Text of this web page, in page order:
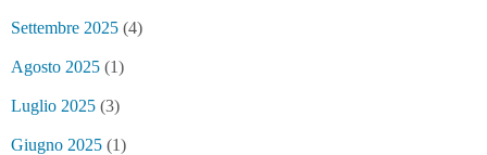
Settembre 2025 (4)
Agosto 2025 (1)
Luglio 2025 (3)
Giugno 2025 (1)